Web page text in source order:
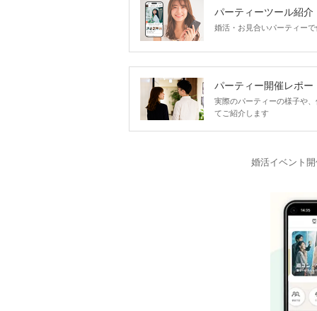
パーティーツール紹介
婚活・お見合いパーティー
パーティー開催レポー
実際のパーティーの様子や
てご紹介します
婚活イベント